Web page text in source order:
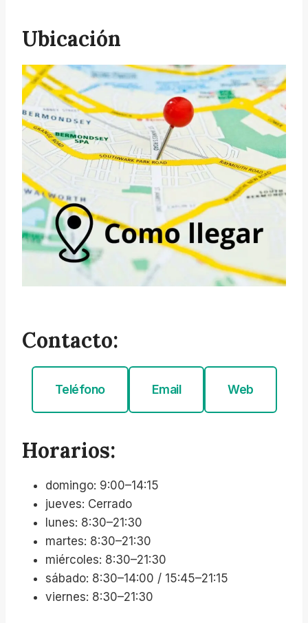
Ubicación
Contacto:
Teléfono Email Web
Horarios:
domingo: 9:00–14:15
jueves: Cerrado
lunes: 8:30–21:30
martes: 8:30–21:30
miércoles: 8:30–21:30
sábado: 8:30–14:00 / 15:45–21:15
viernes: 8:30–21:30